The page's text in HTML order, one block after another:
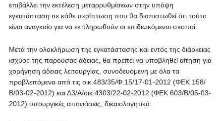
επιβάλλει την εκτέλεση μεταρρυθμίσεων στην υπόψη
εγκατάσταση σε κάθε περίπτωση που θα διαπιστωθεί ότι τούτο
είναι αναγκαίο για να εκπληρωθούν οι επιδιωκόμενοι σκοποί.
Μετά την ολοκλήρωση της εγκατάστασης και εντός της διάρκειας
ισχύος της παρούσας άδειας, θα πρέπει να υποβληθεί αίτηση για
χορήγηση άδειας λειτουργίας, συνοδευόμενη με όλα τα
προβλεπόμενα από τις οικ.483/35/Φ.15/17-01-2012 (ΦΕΚ 158/
Β/03-02-2012) και Δ3/Α/οικ.4303/22-02-2012 (ΦΕΚ 603/Β/05-03-
2012) υπουργικές αποφάσεις, δικαιολογητικά.